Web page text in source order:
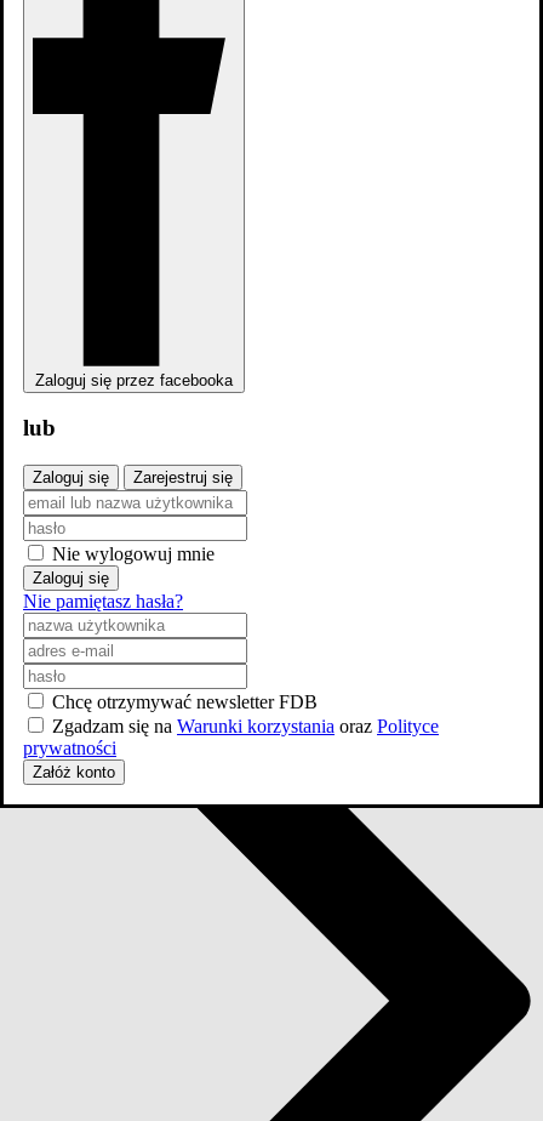
dodajzdjęcia
Zaloguj się przez facebooka
lub
Zaloguj się Zarejestruj się
Nie wylogowuj mnie
Zaloguj się
Nie pamiętasz hasła?
Chcę otrzymywać newsletter FDB
Zgadzam się na Warunki korzystania oraz Polityce
prywatności
Załóż konto